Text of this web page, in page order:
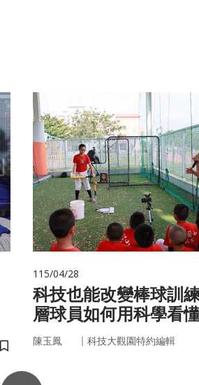
儲存書籤
115/04/28
科技也能改變棒球訓
層球員如何用科學看
陳玉鳳 ｜ 科技大觀園特約編輯